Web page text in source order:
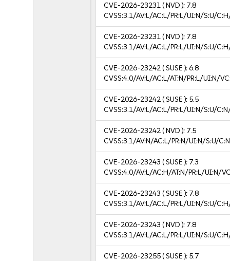
CVE-2026-23231( NVD ): 7.8
CVSS:3.1/AV:L/AC:L/PR:L/UI:N/S:U/
CVE-2026-23231( NVD ): 7.8
CVSS:3.1/AV:L/AC:L/PR:L/UI:N/S:U/
CVE-2026-23242( SUSE ):6.8
CVSS:4.0/AV:L/AC:L/AT:N/PR:L/UI:N/
CVE-2026-23242( SUSE ): 5.5
CVSS:3.1/AV:L/AC:L/PR:L/UI:N/S:U/
CVE-2026-23242( NVD ): 7.5
CVSS:3.1/AV:N/AC:L/PR:N/UI:N/S:U/
CVE-2026-23243 ( SUSE ): 7.3
CVSS:4.0/AV:L/AC:H/AT:N/PR:L/UI:N/
CVE-2026-23243 ( SUSE ): 7.8
CVSS:3.1/AV:L/AC:L/PR:L/UI:N/S:U/
CVE-2026-23243 ( NVD ): 7.8
CVSS:3.1/AV:L/AC:L/PR:L/UI:N/S:U/
CVE-2026-23255( SUSE ): 5.7